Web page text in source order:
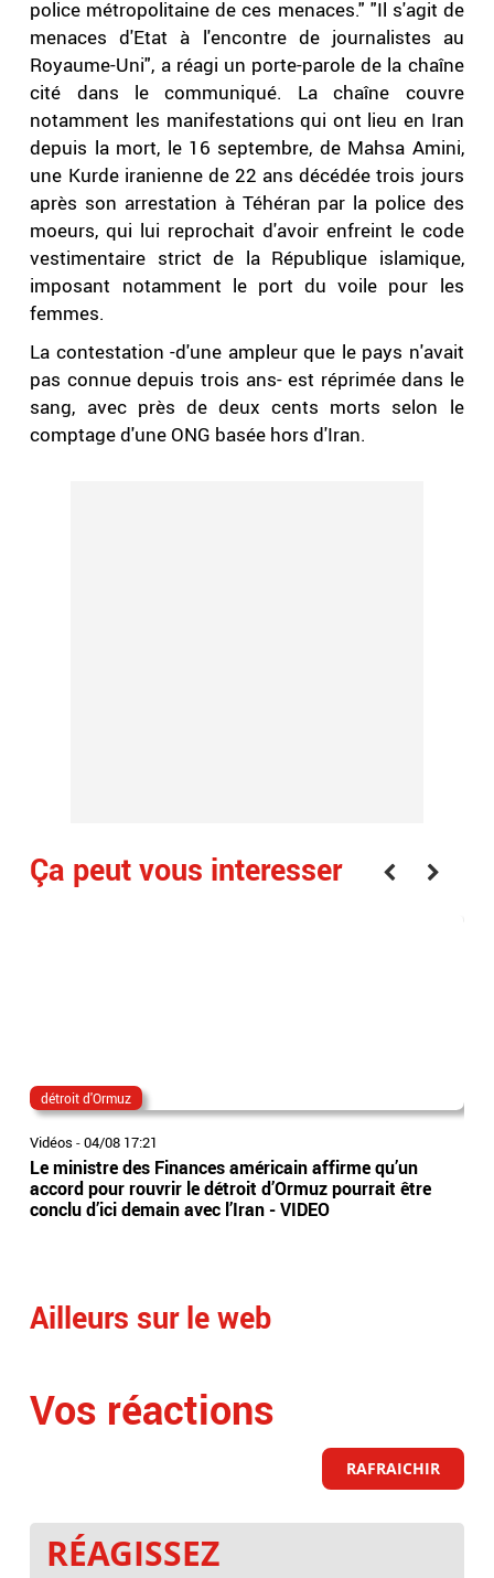
police métropolitaine de ces menaces." "Il s'agit de
menaces d'Etat à l'encontre de journalistes au
Royaume-Uni", a réagi un porte-parole de la chaîne
cité dans le communiqué. La chaîne couvre
notamment les manifestations qui ont lieu en Iran
depuis la mort, le 16 septembre, de Mahsa Amini,
une Kurde iranienne de 22 ans décédée trois jours
après son arrestation à Téhéran par la police des
moeurs, qui lui reprochait d'avoir enfreint le code
vestimentaire strict de la République islamique,
imposant notamment le port du voile pour les
femmes.
La contestation -d'une ampleur que le pays n'avait
pas connue depuis trois ans- est réprimée dans le
sang, avec près de deux cents morts selon le
comptage d'une ONG basée hors d'Iran.
Ça peut vous interesser
détroit d'Ormuz
Vidéos -04/08 17:21
Le ministre des Finances américain affirme qu’un
accord pour rouvrir le détroit d’Ormuz pourrait être
conclu d’ici demain avec l’Iran - VIDEO
Ailleurs sur le web
Vos réactions
RAFRAICHIR
RÉAGISSEZ